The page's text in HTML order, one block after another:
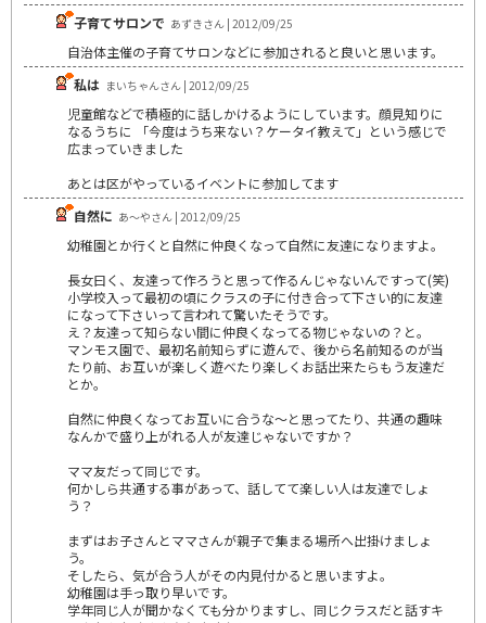
子育てサロンで あずきさん | 2012/09/25
自治体主催の子育てサロンなどに参加されると良いと思います。
私は まいちゃんさん | 2012/09/25
児童館などで積極的に話しかけるようにしています。顔見知りに
なるうちに 「今度はうち来ない？ケータイ教えて」という感じで
広まっていきました
あとは区がやっているイベントに参加してます
自然に あ～やさん | 2012/09/25
幼稚園とか行くと自然に仲良くなって自然に友達になりますよ。
長女曰く、友達って作ろうと思って作るんじゃないんですって(笑)
小学校入って最初の頃にクラスの子に付き合って下さい的に友達
になって下さいって言われて驚いたそうです。
え？友達って知らない間に仲良くなってる物じゃないの？と。
マンモス園で、最初名前知らずに遊んで、後から名前知るのが当
たり前、お互いが楽しく遊べたり楽しくお話出来たらもう友達だ
とか。
自然に仲良くなってお互いに合うな～と思ってたり、共通の趣味
なんかで盛り上がれる人が友達じゃないですか？
ママ友だって同じです。
何かしら共通する事があって、話してて楽しい人は友達でしょ
う？
まずはお子さんとママさんが親子で集まる場所へ出掛けましょ
う。
そしたら、気が合う人がその内見付かると思いますよ。
幼稚園は手っ取り早いです。
学年同じ人が聞かなくても分かりますし、同じクラスだと話すキ